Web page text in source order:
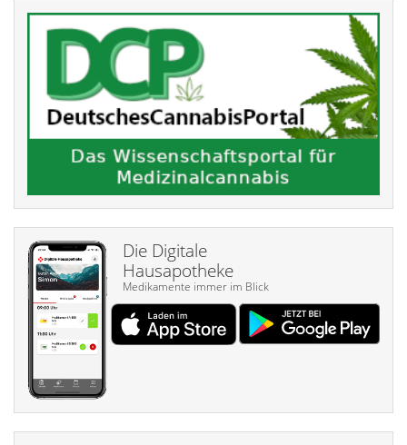
Die Digitale
Hausapotheke
Medikamente immer im Blick